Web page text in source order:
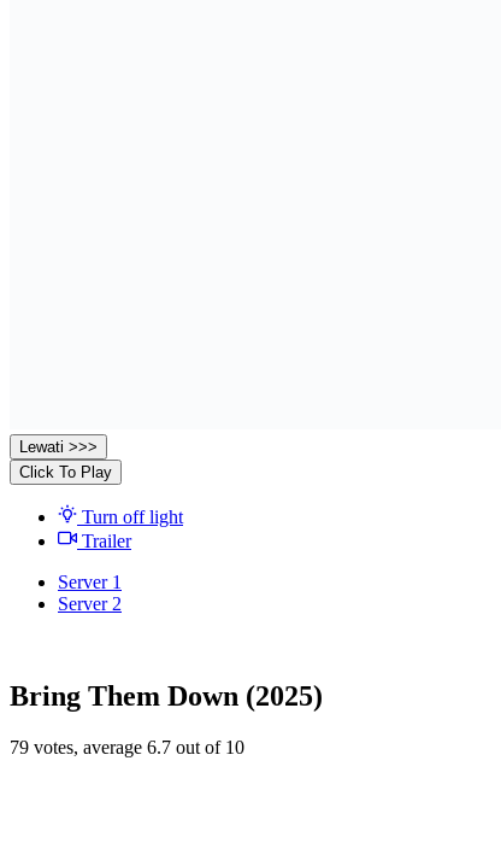
Lewati >>>
Click To Play
Turn off light
Trailer
Server 1
Server 2
Bring Them Down (2025)
79 votes, average 6.7 out of 10